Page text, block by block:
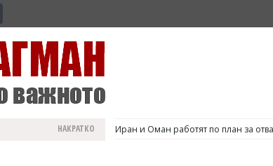
НАКРАТКО Иран и Оман работят по план за